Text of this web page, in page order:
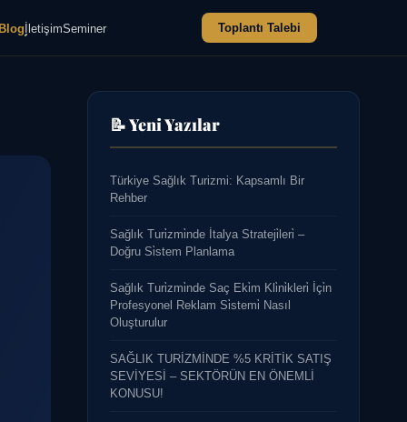
İletişimSeminer Toplantı Talebi
📝 Yeni Yazılar
Türkiye Sağlık Turizmi: Kapsamlı Bir
Rehber
Sağlık Turi̇zmi̇nde İtalya Strateji̇leri̇ –
Doğru Si̇stem Planlama
Sağlık Turi̇zmi̇nde Saç Eki̇m Kli̇ni̇kleri̇ İçi̇n
Profesyonel Reklam Si̇stemi̇ Nasıl
Oluşturulur
SAĞLIK TURİZMİNDE %5 KRİTİK SATIŞ
SEVİYESİ – SEKTÖRÜN EN ÖNEMLİ
KONUSU!